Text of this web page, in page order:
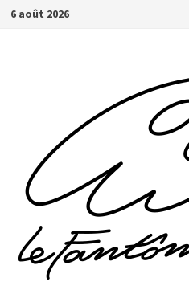
Passer
6 août 2026